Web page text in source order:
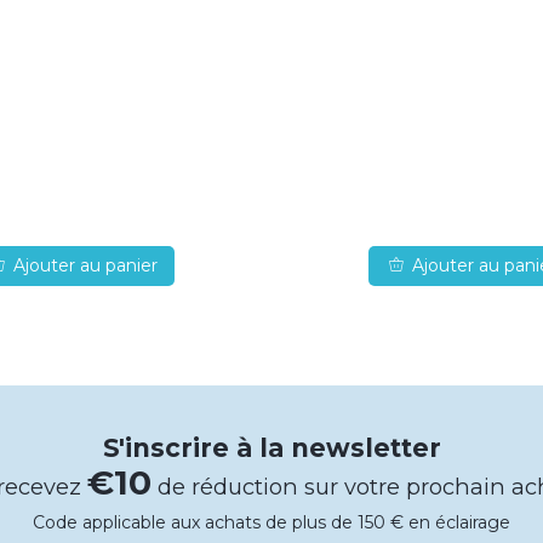
Ajouter au panier Ajouter au
S'inscrire à la newsletter
€10 de réduction sur votre prochain
Code applicable aux achats de plus de 150 € en éclairage